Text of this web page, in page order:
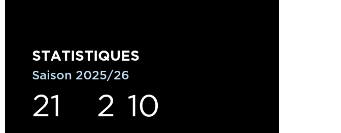
STATISTIQUES
Saison 2025/26
21 2 10